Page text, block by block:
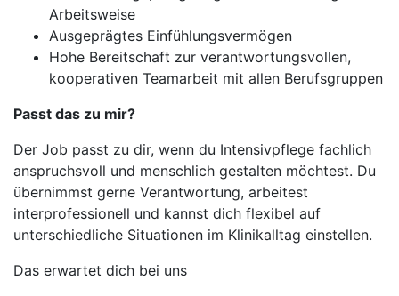
Arbeitsweise
Ausgeprägtes Einfühlungsvermögen
Hohe Bereitschaft zur verantwortungsvollen,
kooperativen Teamarbeit mit allen Berufsgruppen
Passt das zu mir?
Der Job passt zu dir, wenn du Intensivpflege fachlich
anspruchsvoll und menschlich gestalten möchtest. Du
übernimmst gerne Verantwortung, arbeitest
interprofessionell und kannst dich flexibel auf
unterschiedliche Situationen im Klinikalltag einstellen.
Das erwartet dich bei uns